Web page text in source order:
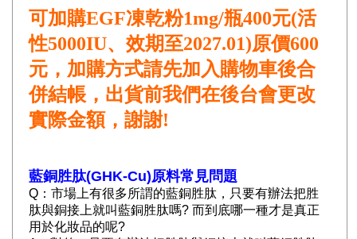
可加購EGF凍乾粉1mg/瓶400元(活
性5000IU、效期至2027.01)原價600
元，加購方式請先加入購物車後合
併結帳，出貨前我們在後台會更改
實際金額，謝謝!
藍銅胜肽(GHK-Cu)原料常見問題
Q：市場上有很多所謂的藍銅胜肽，只要有辦法把胜
肽與銅接上就叫藍銅胜肽嗎? 而到底哪一種才是真正
用於化妝品的呢?